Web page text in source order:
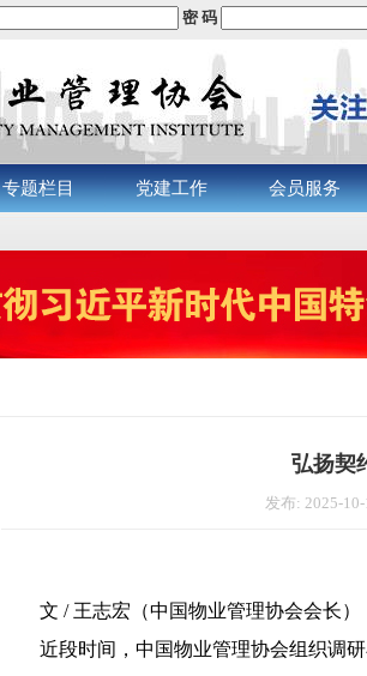
密 码
专题栏目 党建工作 会员服务
弘扬契
发布: 2025-
文 / 王志宏（中国物业管理协会会长）
近段时间，中国物业管理协会组织调